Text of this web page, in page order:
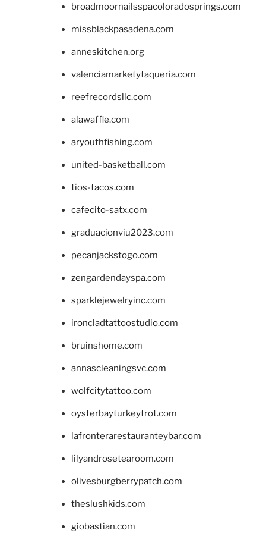
broadmoornailsspacoloradosprings.com
missblackpasadena.com
anneskitchen.org
valenciamarketytaqueria.com
reefrecordsllc.com
alawaffle.com
aryouthfishing.com
united-basketball.com
tios-tacos.com
cafecito-satx.com
graduacionviu2023.com
pecanjackstogo.com
zengardendayspa.com
sparklejewelryinc.com
ironcladtattoostudio.com
bruinshome.com
annascleaningsvc.com
wolfcitytattoo.com
oysterbayturkeytrot.com
lafronterarestauranteybar.com
lilyandrosetearoom.com
olivesburgberrypatch.com
theslushkids.com
giobastian.com